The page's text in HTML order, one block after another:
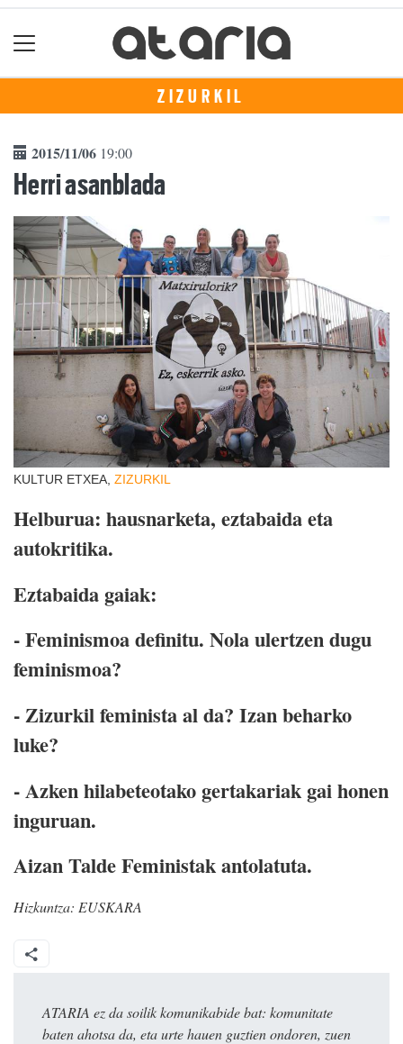
ZIZURKIL
2015/11/06 19:00
Herri asanblada
KULTUR ETXEA, ZIZURKIL
Helburua: hausnarketa, eztabaida eta
autokritika.
Eztabaida gaiak:
- Feminismoa definitu. Nola ulertzen dugu
feminismoa?
- Zizurkil feminista al da? Izan beharko
luke?
- Azken hilabeteotako gertakariak gai honen
inguruan.
Aizan Talde Feministak antolatuta.
Hizkuntza: EUSKARA
ATARIA ez da soilik komunikabide bat: komunitate
baten ahotsa da, eta urte hauen guztien ondoren, zuen